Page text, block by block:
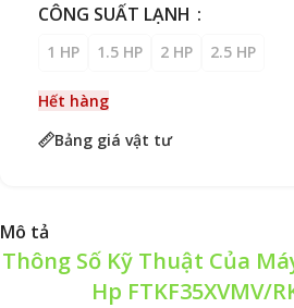
CÔNG SUẤT LẠNH
1 HP 1.5 HP 2 HP 2.5 HP
Hết hàng
Bảng giá vật tư
Mô tả
Thông Số Kỹ Thuật Của
Hp FTKF35XVMV/